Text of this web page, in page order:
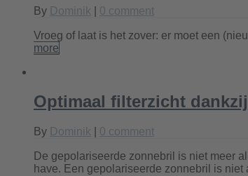
By Dominik 0 comment
Vroeg of laat is het zover: er moet een
more
Optimaal filterzicht
By Dominik 0 comment
De gepolariseerde zonnebril is niet meer
have. Een gepolariseerde zonnebril is niet